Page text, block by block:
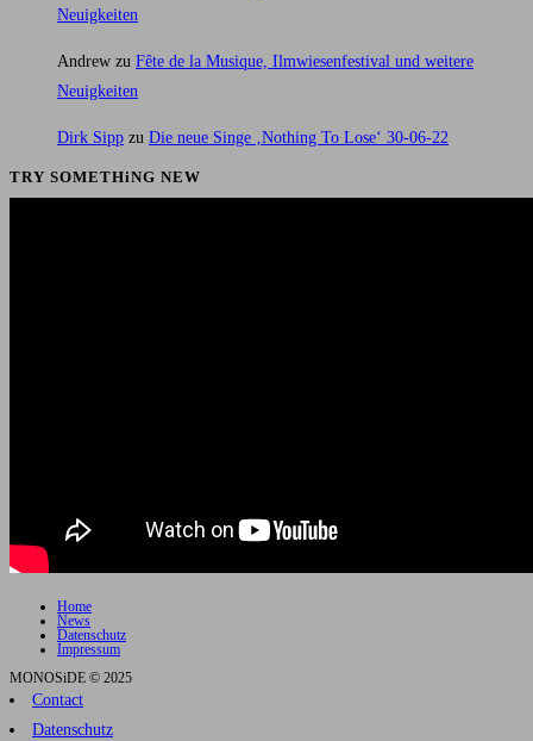
Neuigkeiten
Andrew zu Fête de la Musique, Ilmwiesenfestival und weitere
Neuigkeiten
Dirk Sipp zu Die neue Singe ‚Nothing To Lose‘ 30-06-22
TRY SOMETHiNG NEW
Home
News
Datenschutz
Impressum
MONOSiDE © 2025
Contact
Datenschutz